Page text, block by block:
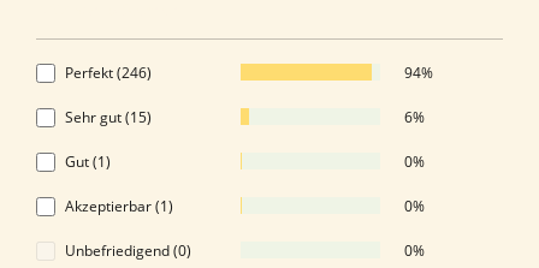
Perfekt (246) 94%
Sehr gut (15) 6%
Gut (1) 0%
Akzeptierbar (1) 0%
Unbefriedigend (0) 0%